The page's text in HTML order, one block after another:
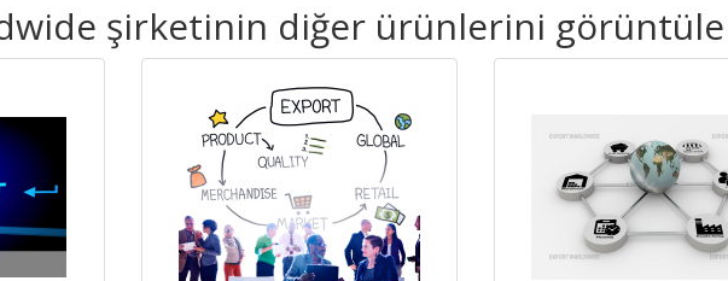
şirketinin diğer ürünlerini görüntüle